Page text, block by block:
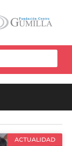
ACTUALIDAD